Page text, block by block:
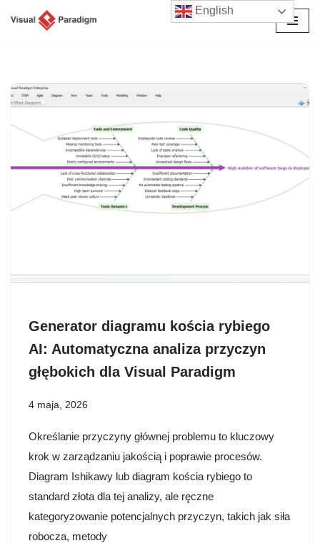
Generator diagramu kościa rybiego
AI: Automatyczna analiza przyczyn
głębokich dla Visual Paradigm
4 maja, 2026
Określanie przyczyny głównej problemu to kluczowy
krok w zarządzaniu jakością i poprawie procesów.
Diagram Ishikawy lub diagram kościa rybiego to
standard złota dla tej analizy, ale ręczne
kategoryzowanie potencjalnych przyczyn, takich jak siła
robocza, metody
English